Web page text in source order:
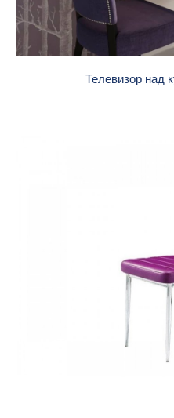
Телевизор над